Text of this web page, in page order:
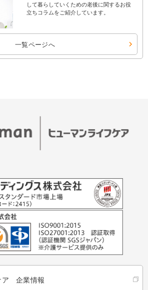
して暮らしていくための老後に関するお役
立ちコラムをご紹介しています。
一覧ページへ
ア 企業情報